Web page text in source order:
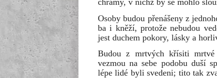
chrámy, v nichž by se mohlo
Osoby budou přenášeny z
ba i kněží, protože nebudou
jest duchem pokory, lásky a
Budou z mrtvých křísiti
vezmou na sebe podobu duší
lépe lidé byli svedeni; tito tak